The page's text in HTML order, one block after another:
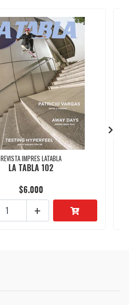
REVISTA IMPRES LATABLA
LA TABLA 102
$6.000
+